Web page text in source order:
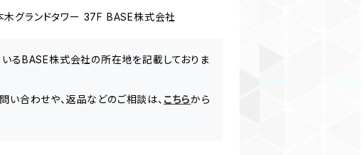
グランドタワー 37F BASE株式会社
いるBASE株式会社の所在地を記載しておりま
合わせや、返品などのご相談は、 こちらから